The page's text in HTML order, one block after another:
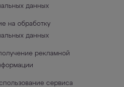
данных
на обработку
данных
рекламной
сервиса